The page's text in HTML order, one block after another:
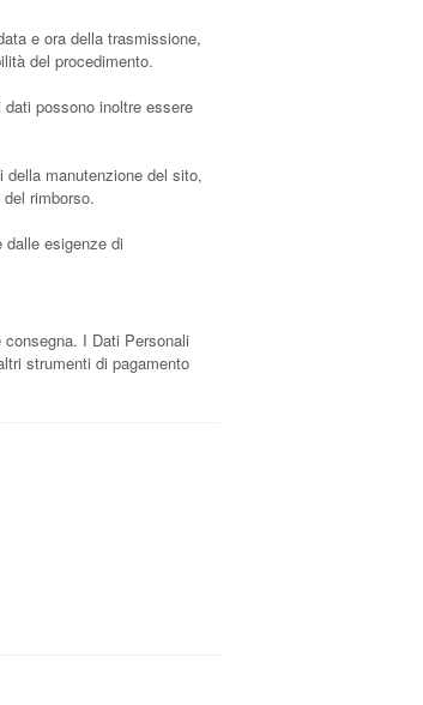
e ora della trasmissione,
del procedimento.
possono inoltre essere
manutenzione del sito,
rimborso.
esigenze di
I Dati Personali
strumenti di pagamento